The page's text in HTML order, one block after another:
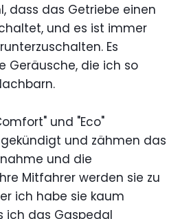
dass das Getriebe einen
und es ist immer
Es
Geräusche, die ich so
und "Eco"
und zähmen das
und die
Mitfahrer werden sie zu
ich habe sie kaum
ich das Gaspedal